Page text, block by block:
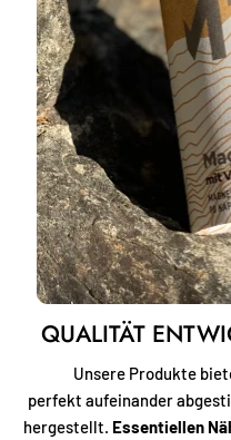
QUALITÄT
Unsere Produkte
perfekt aufeinander
hergestellt. Essentiellen